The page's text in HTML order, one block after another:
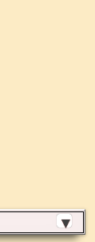
▼